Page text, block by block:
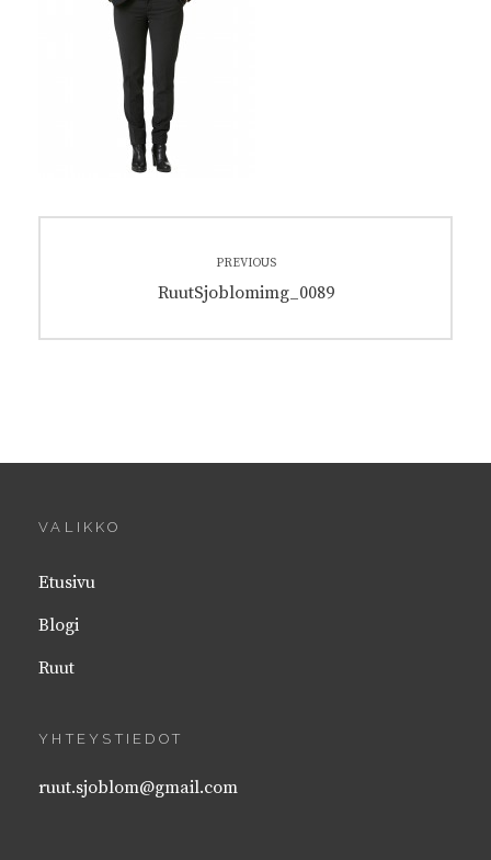
PREVIOUS
Previous
RuutSjoblomimg_0089
VALIKKO
Etusivu
Blogi
Ruut
YHTEYSTIEDOT
ruut.sjoblom@gmail.com